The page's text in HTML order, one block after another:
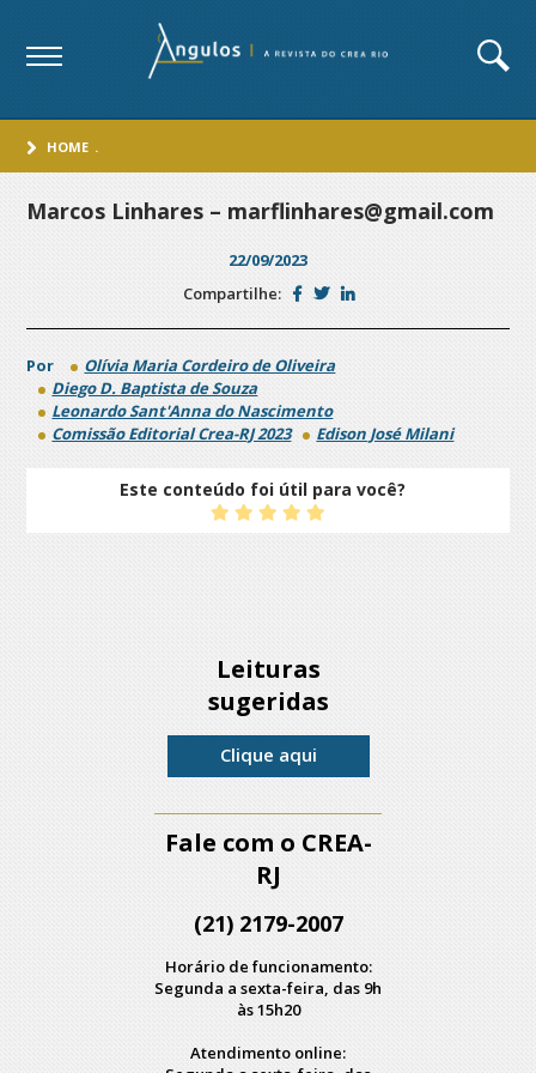
HOME .
Marcos Linhares – marflinhares@gmail.com
22/09/2023
Compartilhe:
Por
Olívia Maria Cordeiro de Oliveira
Diego D. Baptista de Souza
Leonardo Sant'Anna do Nascimento
Comissão Editorial Crea-RJ 2023
Edison José Milani
Este conteúdo foi útil para você?
Leituras
sugeridas
Clique aqui
Fale com o CREA-
RJ
(21) 2179-2007
Horário de funcionamento:
Segunda a sexta-feira, das 9h
às 15h20
Atendimento online: